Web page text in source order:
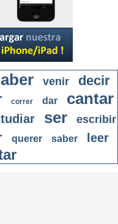
venir
decir
correr dar cantar
ser escribir
querer saber leer